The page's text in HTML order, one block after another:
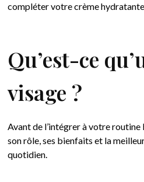
compléter votre crème
Qu’est-ce
visage ?
Avant de l’intégrer à votre
son rôle, ses bienfaits et la
quotidien.